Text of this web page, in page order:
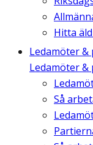
Hitta
Ledamöter
Ledamöter
Så